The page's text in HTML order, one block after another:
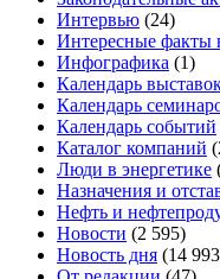
Интервью (24)
Интересные факты
Инфографика (1)
Календарь
Календарь
Календарь событий
Каталог компаний
Люди в энергетике
Назначения и
Нефть и
Новости (2 595)
Новость дня (14